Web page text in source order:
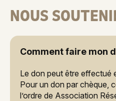
NOUS
Comment faire mon
Le don peut être effectué
Pour un don par chèque,
l’ordre de Association